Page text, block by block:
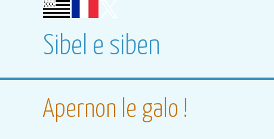
Sibel e siben
Apernon le galo !